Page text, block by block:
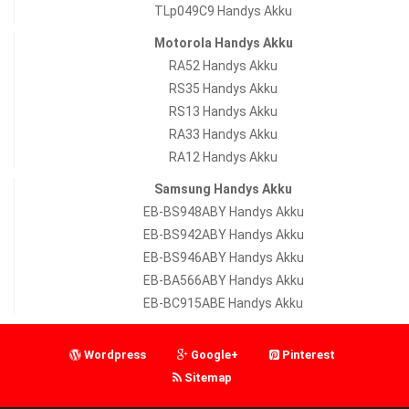
TLp049C9 Handys Akku
Motorola Handys Akku
RA52 Handys Akku
RS35 Handys Akku
RS13 Handys Akku
RA33 Handys Akku
RA12 Handys Akku
Samsung Handys Akku
EB-BS948ABY Handys Akku
EB-BS942ABY Handys Akku
EB-BS946ABY Handys Akku
EB-BA566ABY Handys Akku
EB-BC915ABE Handys Akku
Wordpress Google+
Pinterest
Sitemap